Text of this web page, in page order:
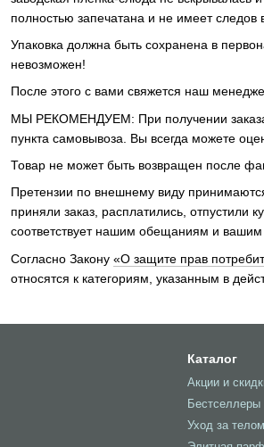
полностью запечатана и не имеет следов
Упаковка должна быть сохранена в
невозможен!
После этого с вами свяжется наш
МЫ РЕКОМЕНДУЕМ: При получении заказа
пункта самовывоза. Вы всегда можете
Товар не может быть возвращен после
Претензии по внешнему виду
приняли заказ, расплатились, отпустили
соответствует нашим обещаниям и
Согласно Закону «О защите прав
относятся к категориям, указанным в
Каталог
Акции и
Бестселлеры
Уход за телом